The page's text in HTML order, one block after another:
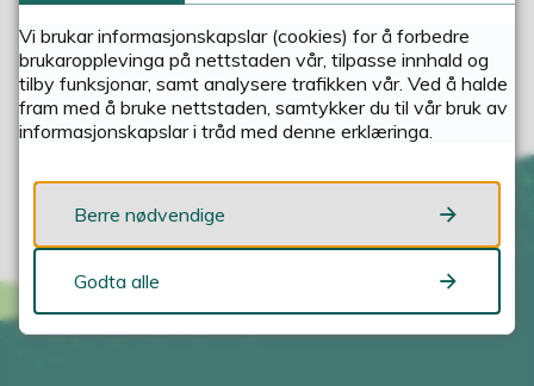
Vi brukar informasjonskapslar (cookies) for å forbedre
brukaropplevinga på nettstaden vår, tilpasse innhald og
tilby funksjonar, samt analysere trafikken vår. Ved å halde
fram med å bruke nettstaden, samtykker du til vår bruk av
informasjonskapslar i tråd med denne erklæringa.
Berre nødvendige
Godta alle